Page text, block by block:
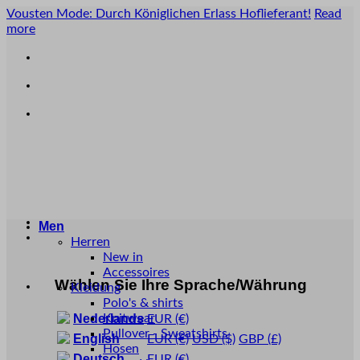
Zum
Inhalt
Vousten Mode: Durch Königlichen Erlass Hoflieferant! Read
more
Wählen Sie Ihre Sprache/Währung
Nederlands EUR (€)
English EUR (€) USD ($) GBP (£)
Men
Herren
New in
Accessoires
Kleidung
Polo's & shirts
Knitwear
Pullover - Sweatshirts
Hosen